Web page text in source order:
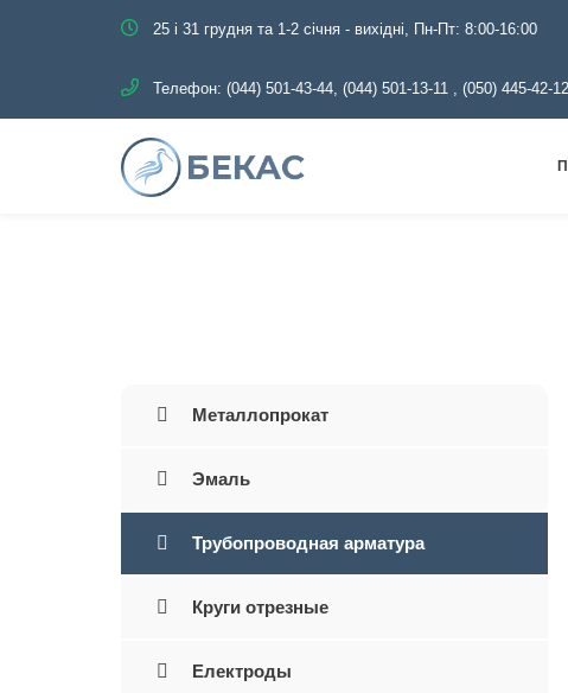
25 і 31 грудня та 1-2 січня - вихідні, Пн-Пт: 8:00-16:00
Телефон: (044) 501-43-44, (044) 501-13-11 , (050) 445-42-
Металлопрокат
Эмаль
Трубопроводная арматура
Круги отрезные
Електроды